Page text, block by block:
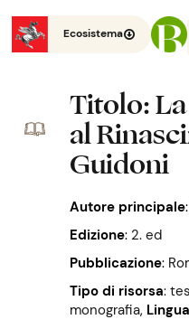
Ecosistema
Titolo:
al
Guidoni
Autore principale
Edizione: 2. ed
Pubblicazione:
Tipo di risorsa:
monografia,